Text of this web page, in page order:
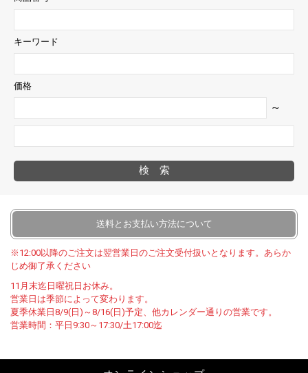
キーワード
価格
～
検索
送料とお支払い方法について
※12:00以降のご注文は翌営業日のご注文受付扱いとなります。あらか
じめ御了承ください
11月末迄日曜祝日お休み。
営業日は季節によって変わります。
夏季休業日8/9(日)～8/16(日)予定、他カレンダー通りの営業です。
営業時間：平日9:30～17:30/土17:00迄